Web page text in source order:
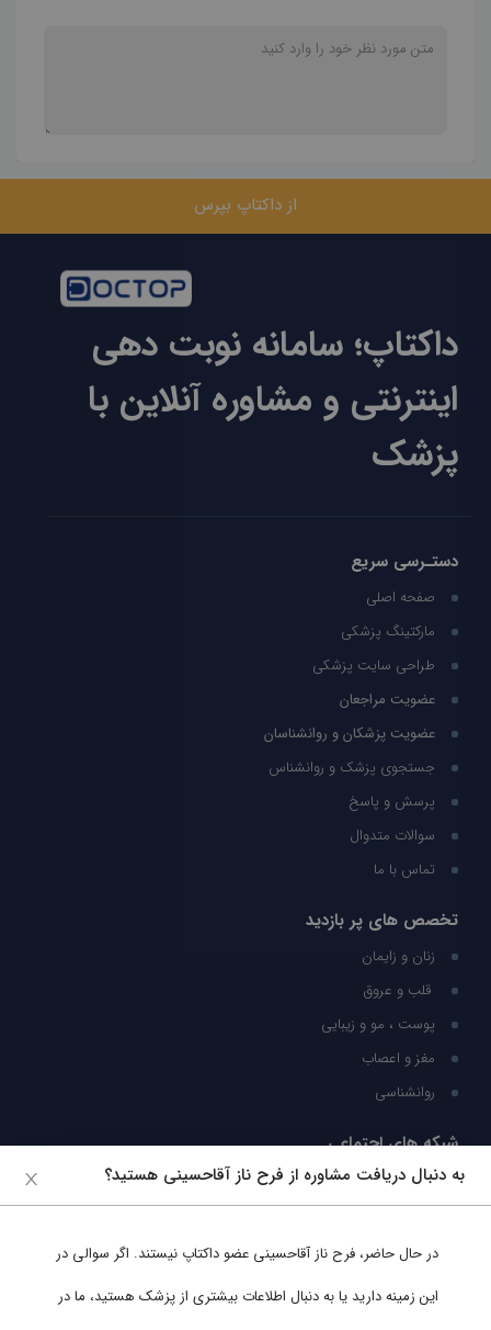
از داکتاپ بپرس
داکتاپ؛ سامانه نوبت دهی
اینترنتی و مشاوره آنلاین با
پزشک
دستـرسی سریع
صفحه اصلی
مارکتینگ پزشکی
طراحی سایت پزشکی
عضویت مراجعان
عضویت پزشکان و روانشناسان
جستجوی پزشک و روانشناس
پرسش و پاسخ
سوالات متدوال
تماس با ما
تخصص های پر بازدید
زنان و زایمان
قلب و عروق
پوست ، مو و زیبایی
مغز و اعصاب
روانشناسی
شبکه های اجتماعی
ما را در شبکه های اجتماعی دنبال کنید
به دنبال دریافت مشاوره از فرح ناز آقاحسینی هستید؟
در حال حاضر، فرح ناز آقاحسینی عضو داکتاپ نیستند. اگر سوالی در
این زمینه دارید یا به دنبال اطلاعات بیشتری از پزشک هستید، ما در